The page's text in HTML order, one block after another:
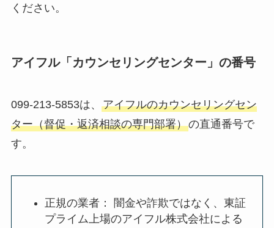
ください。
アイフル「カウンセリングセンター」の番号
099-213-5853は、 アイフルのカウンセリングセン
ター（督促・返済相談の専門部署）の直通番号で
す。
正規の業者： 闇金や詐欺ではなく、東証
プライム上場のアイフル株式会社による